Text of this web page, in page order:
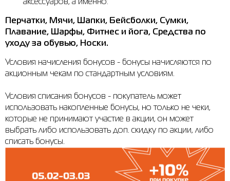
Футболки
Шорты
Юбки
WHS
adidas
Larum
Nike
Puma
аксессуаров, а именно:
Перчатки, Мячи, Шапки, Бейсболки, Сумки,
Плавание, Шарфы, Фитнес и йога, Средства по
уходу за обувью, Носки.
Условия начисления бонусов - бонусы начисляются по
акционным чекам по стандартным условиям.
Условия списания бонусов - покупатель может
использовать накопленные бонусы, но только не чеки,
которые не принимают участие в акции, он может
выбрать либо использовать доп. скидку по акции, либо
списать бонусы.